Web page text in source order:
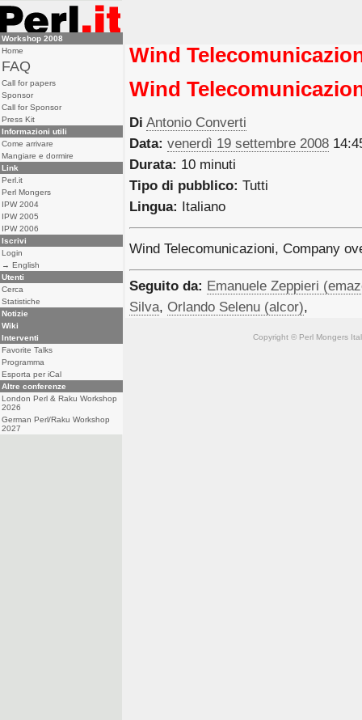
Wind
Wind
Di Antonio Converti
Data: venerdì 19 settembre 2008
Durata: 10 minuti
Tipo di pubblico: Tutti
Lingua:
Italiano
Wind Telecomunicazioni, Company
Seguito da: Emanuele Zeppieri
Silva, Orlando Selenu (‎alcor‎),
Copyright © Perl Mongers
Workshop 2008
Home
FAQ
Call for papers
Sponsor
Call for Sponsor
Press Kit
Informazioni utili
Come arrivare
Mangiare e dormire
Link
Perl.it
Perl Mongers
IPW 2004
IPW 2005
IPW 2006
Iscrivi
Login
→ English
Utenti
Cerca
Statistiche
Notizie
Wiki
Interventi
Favorite Talks
Programma
Esporta per iCal
Altre conferenze
London Perl & Raku Workshop
2026
German Perl/Raku Workshop
2027